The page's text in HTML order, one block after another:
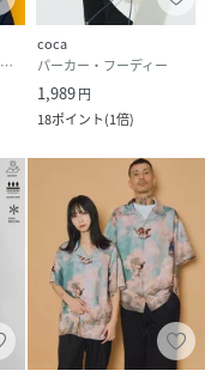
ノースリーブ・タンクトップ
coca
パーカー・フーディー
1,989円
18ポイント(1倍)